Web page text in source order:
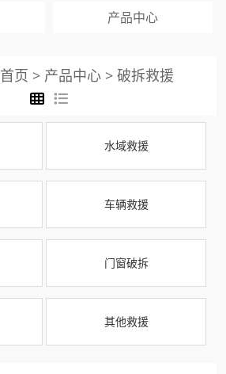
产品中心
首页 > 产品中心> 破拆救援
水域救援
车辆救援
门窗破拆
其他救援